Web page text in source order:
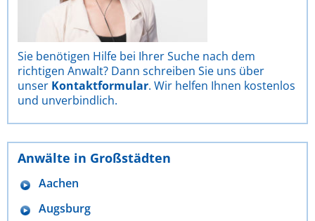
Sie benötigen Hilfe bei Ihrer Suche nach dem
richtigen Anwalt? Dann schreiben Sie uns über
unser Kontaktformular. Wir helfen Ihnen kostenlos
und unverbindlich.
Anwälte in Großstädten
Aachen
Augsburg